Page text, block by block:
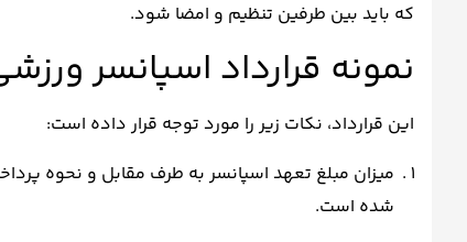
که باید بین طرفین تنظیم و امضا شود.
نمونه قرارداد اسپانسر
این قرارداد، نکات زیر را مورد توجه قرار داده است:
میزان مبلغ تعهد اسپانسر به طرف مقابل و نحوه
شده است.